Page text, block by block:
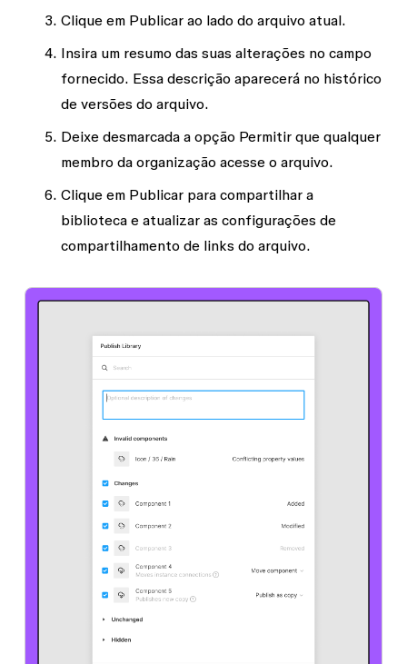
Clique em Publicarao lado do arquivo atual.
Insira um resumo das suas alterações no campo
fornecido. Essa descrição aparecerá no histórico
de versões do arquivo.
Deixe desmarcada a opção Permitir que qualquer
membro da organização acesse o arquivo.
Clique em Publicarpara compartilhar a
biblioteca e atualizar as configurações de
compartilhamento de links do arquivo.